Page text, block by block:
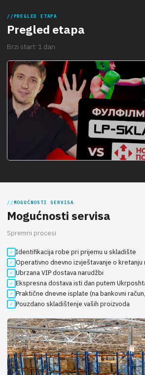
PREGLED ETAPA
Pregled etapa
Brzi start: 1 dan
MOGUĆNOSTI SERVISA
Mogućnosti servisa
Spremni procesi
Identifikacija robe pri prijemu u skladište
Operativno dnevno izvještavanje o kretanju
Ubrzana VIP dostava narudžbi
Ekspresna dostava isti dan putem
Praktične dnevne isplate (na bankovni
Pouzdano skladištenje vaših proizvoda